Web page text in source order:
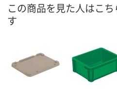
お届け日
カゴへ
この商品を見た人はこ
す